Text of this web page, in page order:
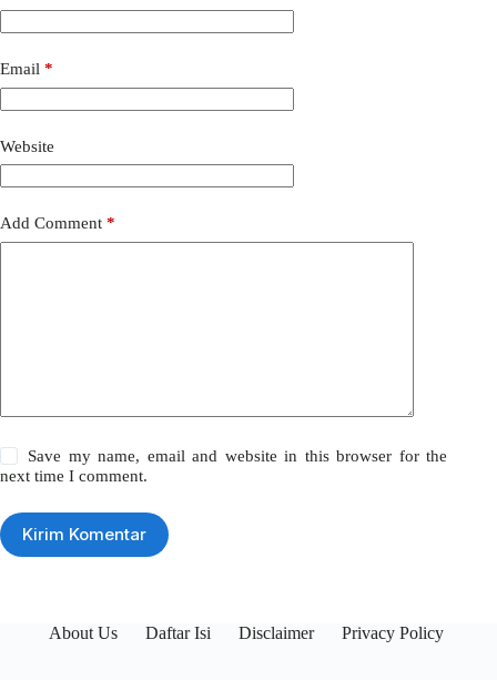
Email *
Website
Add Comment *
Save my name, email and website in this browser for the
next time I comment.
Kirim Komentar
About Us Daftar Isi Disclaimer Privacy Policy